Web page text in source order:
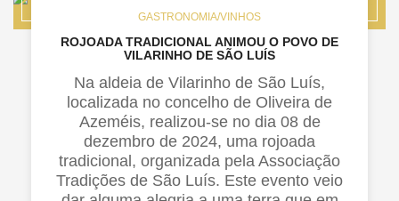
GASTRONOMIA/VINHOS
ROJOADA TRADICIONAL ANIMOU O POVO DE
VILARINHO DE SÃO LUÍS
Na aldeia de Vilarinho de São Luís,
localizada no concelho de Oliveira de
Azeméis, realizou-se no dia 08 de
dezembro de 2024, uma rojoada
tradicional, organizada pela Associação
Tradições de São Luís. Este evento veio